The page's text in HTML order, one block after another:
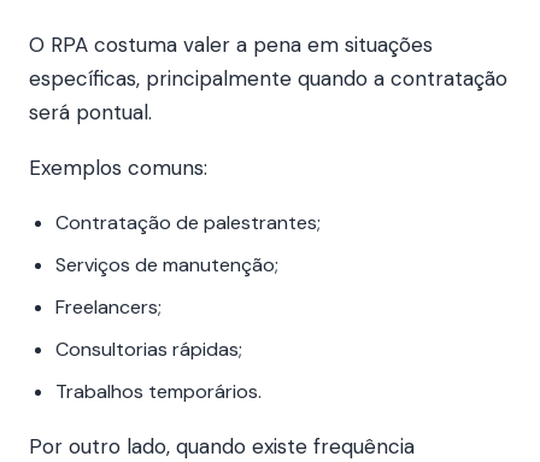
O RPA costuma valer a pena em situações
específicas, principalmente quando a contratação
será pontual.
Exemplos comuns:
Contratação de palestrantes;
Serviços de manutenção;
Freelancers;
Consultorias rápidas;
Trabalhos temporários.
Por outro lado, quando existe frequência